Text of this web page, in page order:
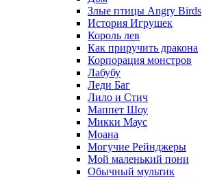
Злые птицы Angry Birds
История Игрушек
Король лев
Как приручить дракона
Корпорация монстров
Лабубу
Леди Баг
Лило и Стич
Маппет Шоу
Микки Маус
Моана
Могучие Рейнджеры
Мой маленький пони
Обычный мультик